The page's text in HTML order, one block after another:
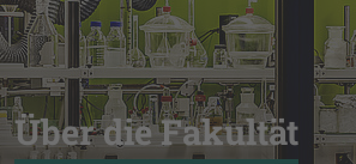
Über die Fakultät